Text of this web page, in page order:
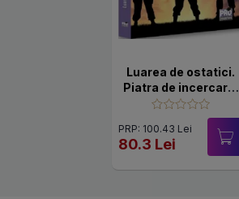
Luarea de ostatici.
Piatra de incercare.
Intre negociere si
interventie
PRP: 100.43 Lei
80.3 Lei